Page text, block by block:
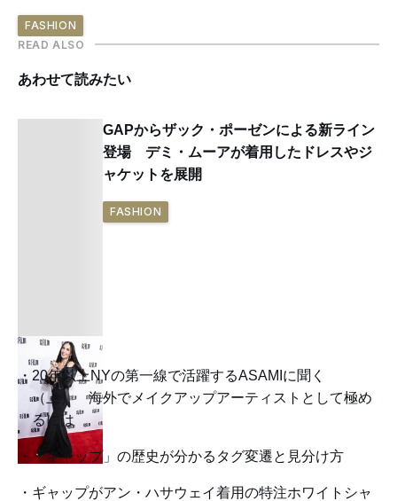
FASHION
READ ALSO
あわせて読みたい
GAPからザック・ポーゼンによる新ライン
登場 デミ・ムーアが着用したドレスやジ
ャケットを展開
FASHION
20年以上NYの第一線で活躍するASAMIに聞く
（上） 海外でメイクアップアーティストとして極め
るには
「ギャップ」の歴史が分かるタグ変遷と見分け方
ギャップがアン・ハサウェイ着用の特注ホワイトシャ